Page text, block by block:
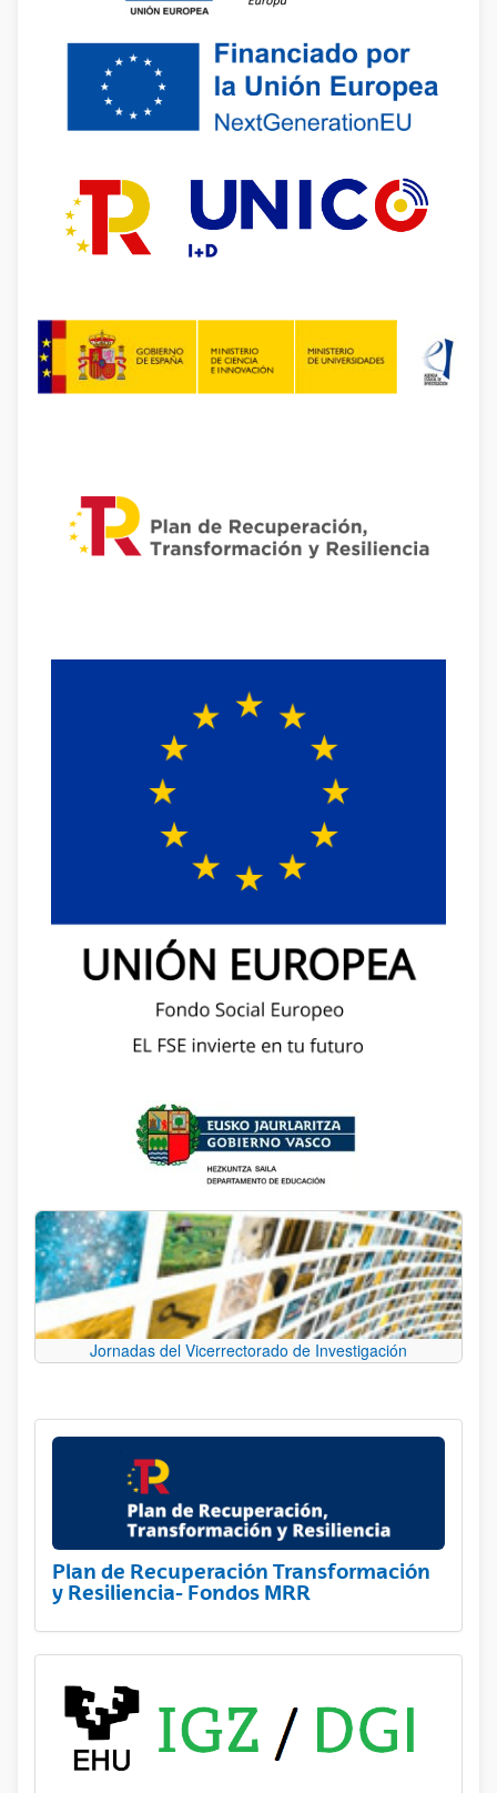
Jornadas del Vicerrectorado de Investigación
Plan de Recuperación Transformación
y Resiliencia- Fondos MRR